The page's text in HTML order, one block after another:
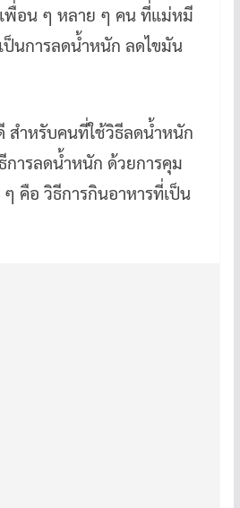
พื่อน ๆ หลาย ๆ คน ที่แม่หมี
ป็นการลดน้ำหนัก ลดไขมัน
สำหรับคนที่ใช้วิธีลดน้ำหนัก
การลดน้ำหนัก ด้วยการคุม
ๆ คือ วิธีการกินอาหารที่เป็น